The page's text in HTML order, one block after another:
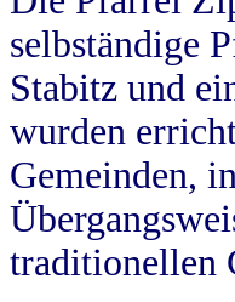
selbständige
Stabitz und
wurden
Gemeinden,
traditionellen